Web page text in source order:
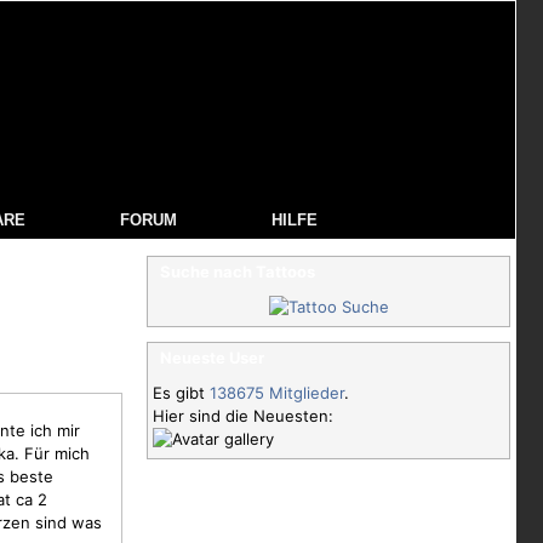
FORUM HILFE
ich mir
Für mich
beste
ca 2
sind was
Es gibt 138675 Mitglieder.
Hier sind die Neuesten: